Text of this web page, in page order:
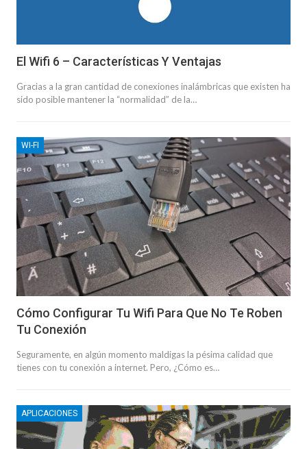
El Wifi 6 – Características Y Ventajas
Gracias a la gran cantidad de conexiones inalámbricas que existen ha
sido posible mantener la “normalidad” de la…
WI-FI
Cómo Configurar Tu Wifi Para Que No Te Roben
Tu Conexión
Seguramente, en algún momento maldigas la pésima calidad que
tienes con tu conexión a internet. Pero, ¿Cómo es…
APLICACIONES